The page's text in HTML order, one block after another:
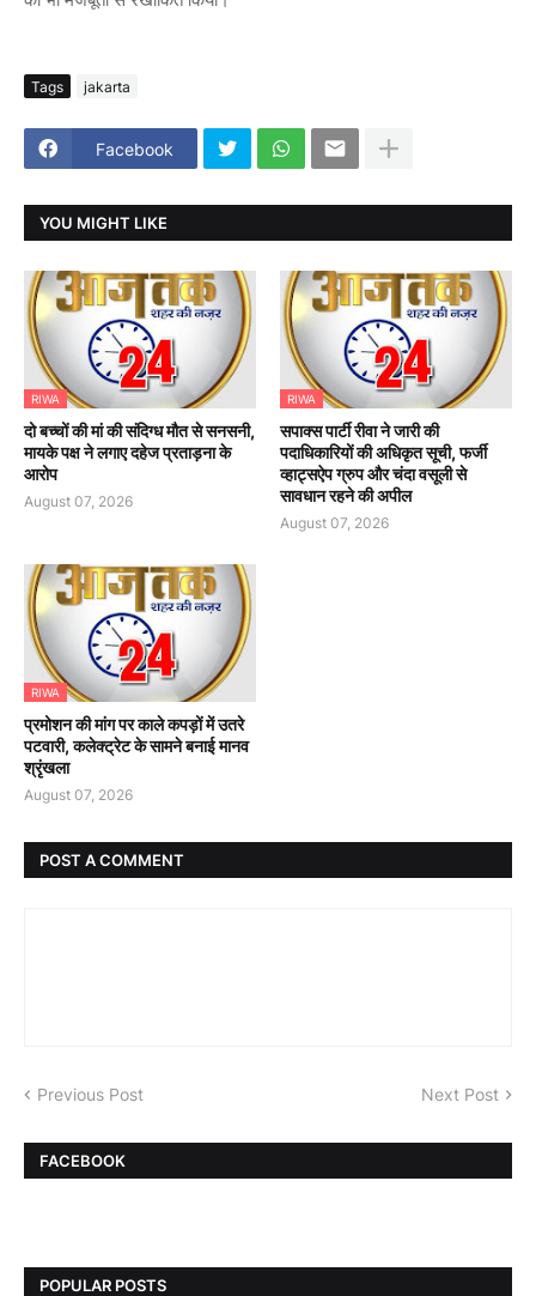
Tags jakarta
Facebook
YOU MIGHT LIKE
RIWA
दो बच्चों की मां की संदिग्ध मौत से सनसनी,
मायके पक्ष ने लगाए दहेज प्रताड़ना के
आरोप
August 07, 2026
RIWA
सपाक्स पार्टी रीवा ने जारी की
पदाधिकारियों की अधिकृत सूची, फर्जी
व्हाट्सऐप ग्रुप और चंदा वसूली से
सावधान रहने की अपील
August 07, 2026
RIWA
प्रमोशन की मांग पर काले कपड़ों में उतरे
पटवारी, कलेक्ट्रेट के सामने बनाई मानव
श्रृंखला
August 07, 2026
POST A COMMENT
Previous Post Next Post
FACEBOOK
POPULAR POSTS